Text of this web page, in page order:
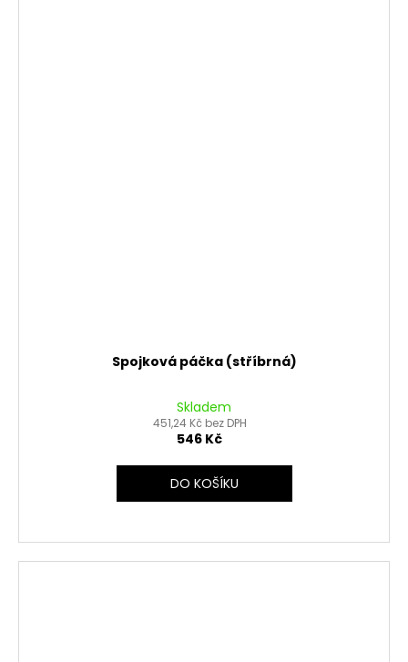
Spojková páčka (stříbrná)
Skladem
451,24 Kč bez DPH
546 Kč
DO KOŠÍKU